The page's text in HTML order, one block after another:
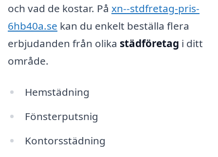
och vad de kostar. På xn--stdfretag-pris-
6hb40a.se kan du enkelt beställa flera
erbjudanden från olika städföretag i ditt
område.
Hemstädning
Fönsterputsnig
Kontorsstädning